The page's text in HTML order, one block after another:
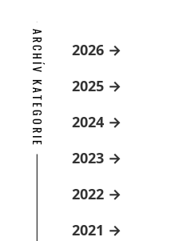
ARCHÍV KATEGORIE 2026
2025
2024
2023
2022
2021